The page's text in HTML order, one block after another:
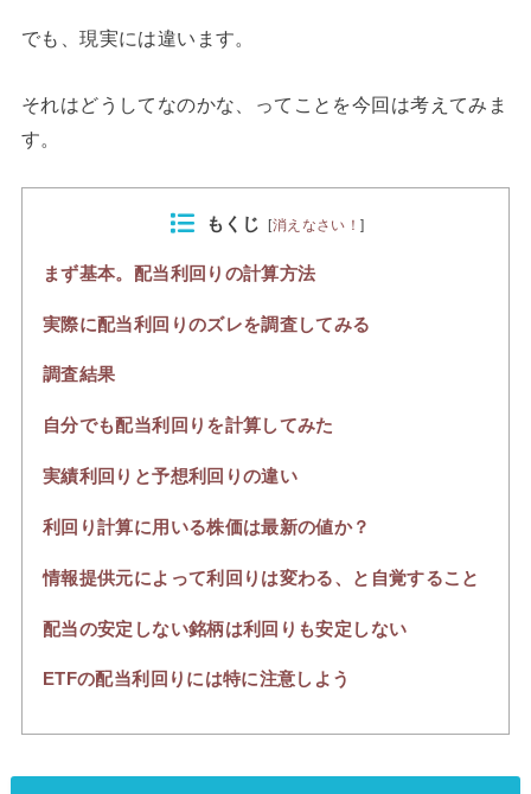
でも、現実には違います。
それはどうしてなのかな、ってことを今回は考えてみま
す。
もくじ [消えなさい！]
まず基本。配当利回りの計算方法
実際に配当利回りのズレを調査してみる
調査結果
自分でも配当利回りを計算してみた
実績利回りと予想利回りの違い
利回り計算に用いる株価は最新の値か？
情報提供元によって利回りは変わる、と自覚すること
配当の安定しない銘柄は利回りも安定しない
ETFの配当利回りには特に注意しよう